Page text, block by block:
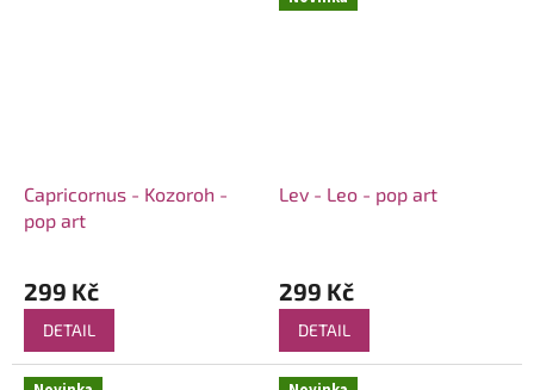
Capricornus - Kozoroh -
pop art
299 Kč
DETAIL
Lev - Leo - pop art
299 Kč
DETAIL